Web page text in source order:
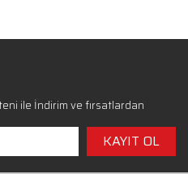
ile İndirim ve fırsatlardan